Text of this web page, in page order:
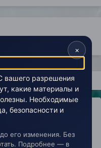
творчества
конфиденциальности
cookies
×
вашего разрешения
какие материалы и
Необходимые
безопасности и
его изменения. Без
Подробнее — в